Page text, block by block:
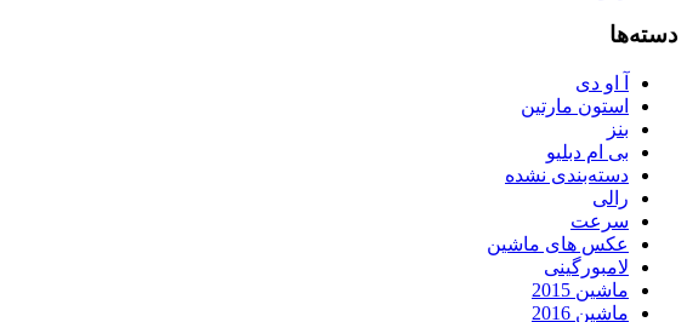
دسته‌ها
آ او دی
استون مارتین
بنز
بی ام دبلیو
دسته‌بندی نشده
رالی
سرعت
عکس های ماشین
لامبورگینی
ماشین 2015
ماشین 2016